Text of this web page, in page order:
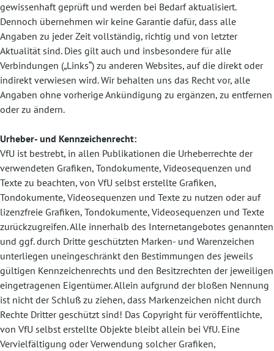
gewissenhaft geprüft und werden bei Bedarf aktualisiert.
Dennoch übernehmen wir keine Garantie dafür, dass alle
Angaben zu jeder Zeit vollständig, richtig und von letzter
Aktualität sind. Dies gilt auch und insbesondere für alle
Verbindungen („Links“) zu anderen Websites, auf die direkt oder
indirekt verwiesen wird. Wir behalten uns das Recht vor, alle
Angaben ohne vorherige Ankündigung zu ergänzen, zu entfernen
oder zu ändern.
Urheber- und Kennzeichenrecht:
VfU ist bestrebt, in allen Publikationen die Urheberrechte der
verwendeten Grafiken, Tondokumente, Videosequenzen und
Texte zu beachten, von VfU selbst erstellte Grafiken,
Tondokumente, Videosequenzen und Texte zu nutzen oder auf
lizenzfreie Grafiken, Tondokumente, Videosequenzen und Texte
zurückzugreifen. Alle innerhalb des Internetangebotes genannten
und ggf. durch Dritte geschützten Marken- und Warenzeichen
unterliegen uneingeschränkt den Bestimmungen des jeweils
gültigen Kennzeichenrechts und den Besitzrechten der jeweiligen
eingetragenen Eigentümer. Allein aufgrund der bloßen Nennung
ist nicht der Schluß zu ziehen, dass Markenzeichen nicht durch
Rechte Dritter geschützt sind! Das Copyright für veröffentlichte,
von VfU selbst erstellte Objekte bleibt allein bei VfU. Eine
Vervielfältigung oder Verwendung solcher Grafiken,